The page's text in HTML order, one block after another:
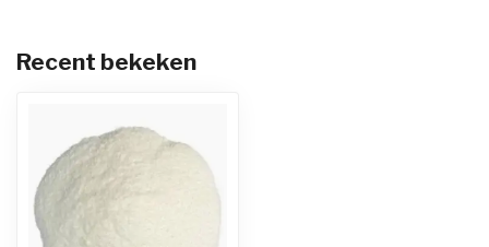
Recent bekeken